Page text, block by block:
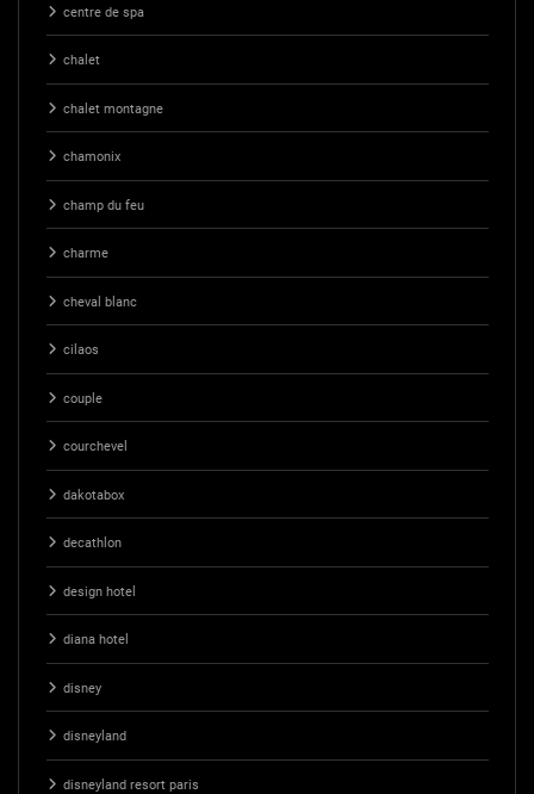
centre de spa
chalet
chalet montagne
chamonix
champ du feu
charme
cheval blanc
cilaos
couple
courchevel
dakotabox
decathlon
design hotel
diana hotel
disney
disneyland
disneyland resort paris